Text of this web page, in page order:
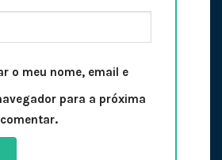
o meu nome, email e
para a próxima